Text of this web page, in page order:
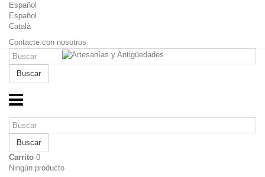
Español
Español
Català
Contacte con nosotros
Buscar
Buscar
Carrito 0
Ningún producto